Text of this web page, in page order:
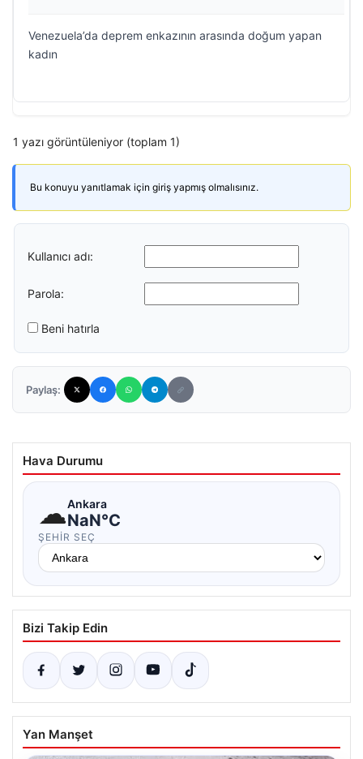
Venezuela’da deprem enkazının arasında doğum yapan
kadın
1 yazı görüntüleniyor (toplam 1)
Bu konuyu yanıtlamak için giriş yapmış olmalısınız.
Kullanıcı adı:
Parola:
Beni hatırla
Paylaş:
Hava Durumu
☁Ankara
NaN°C
ŞEHIR SEÇ
Bizi Takip Edin
Yan Manşet